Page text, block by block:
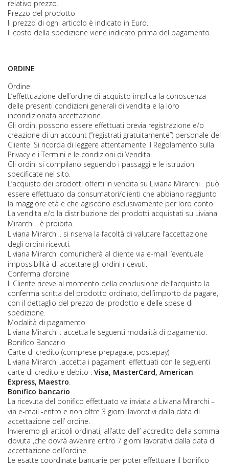
relativo prezzo.
Prezzo del prodotto
Il prezzo di ogni articolo è indicato in Euro.
Il costo della spedizione viene indicato prima del pagamento.
ORDINE
Ordine
L’effettuazione dell’ordine di acquisto implica la conoscenza
delle presenti condizioni generali di vendita e la loro
incondizionata accettazione.
Gli ordini possono essere effettuati previa registrazione e/o
creazione di un account (“registrati gratuitamente”) personale del
Cliente. Si ricorda di leggere attentamente il Regolamento sulla
Privacy e i Termini e le condizioni di Vendita.
Gli ordini si compilano seguendo i passaggi e le istruzioni
specificate nel sito.
L’acquisto dei prodotti offerti in vendita su Liviana Mirarchi
può
essere effettuato da consumatori/clienti che abbiano raggiunto
la maggiore età e che agiscono esclusivamente per loro conto.
La vendita e/o la distribuzione dei prodotti acquistati su Liviana
Mirarchi
è proibita.
Liviana Mirarchi . si riserva la facoltà di valutare l’accettazione
degli ordini ricevuti.
Liviana Mirarchi comunicherà al cliente via e-mail l’eventuale
impossibilità di accettare gli ordini ricevuti.
Conferma d’ordine
Il Cliente riceve al momento della conclusione dell’acquisto la
conferma scritta del prodotto ordinato, dell’importo da pagare,
con il dettaglio del prezzo del prodotto e delle spese di
spedizione.
Modalità di pagamento
Liviana Mirarchi . accetta le seguenti modalità di pagamento:
Bonifico Bancario
Carte di credito (comprese prepagate, postepay)
Liviana Mirarchi .accetta i pagamenti effettuati con le seguenti
carte di credito e debito : Visa, MasterCard, American
Express, Maestro.
Bonifico bancario
La ricevuta del bonifico effettuato va inviata a Liviana Mirarchi –
via e-mail -entro e non oltre 3 giorni lavorativi dalla data di
accettazione dell’ ordine.
Invieremo gli articoli ordinati, all’atto dell’ accredito della somma
dovuta ,che dovrà avvenire entro 7 giorni lavorativi dalla data di
accettazione dell’ordine.
Le esatte coordinate bancarie per poter effettuare il bonifico